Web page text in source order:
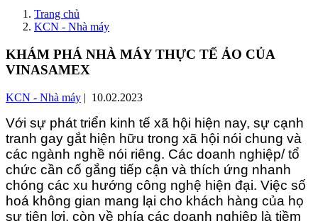
Trang chủ
KCN - Nhà máy
KHÁM PHÁ NHÀ MÁY THỰC TẾ ẢO CỦA
VINASAMEX
KCN - Nhà máy | 10.02.2023
Với sự phát triển kinh tế xã hội hiện nay, sự cạnh
tranh gay gắt hiện hữu trong xã hội nói chung và
các ngành nghề nói riêng. Các doanh nghiệp/ tổ
chức cần cố gắng tiếp cận và thích ứng nhanh
chóng các xu hướng công nghệ hiện đại. Việc số
hoá không gian mang lại cho khách hàng của họ
sự tiện lợi, còn về phía các doanh nghiệp là tiềm